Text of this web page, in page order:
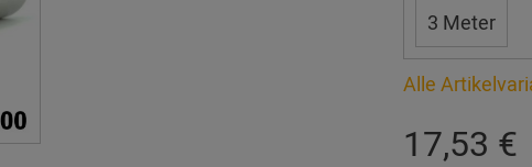
3 Meter
Alle
17,53 €